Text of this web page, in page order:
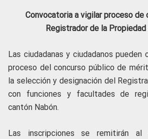
Convocatoria a vigilar proceso de
Registrador de la Propiedad
Las ciudadanas y ciudadanos pueden
proceso del concurso público de
la selección y designación del
con funciones y facultades de
cantón Nabón.
Las inscripciones se remitirán al